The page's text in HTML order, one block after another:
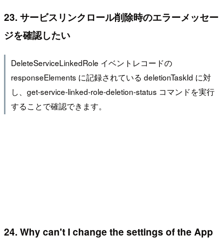
23. サービスリンクロール削除時のエラーメッセー
ジを確認したい
DeleteServiceLinkedRole イベントレコードの
responseElements に記録されている deletionTaskId に対
し、get-service-linked-role-deletion-status コマンドを実行
することで確認できます。
24. Why can't I change the settings of the App